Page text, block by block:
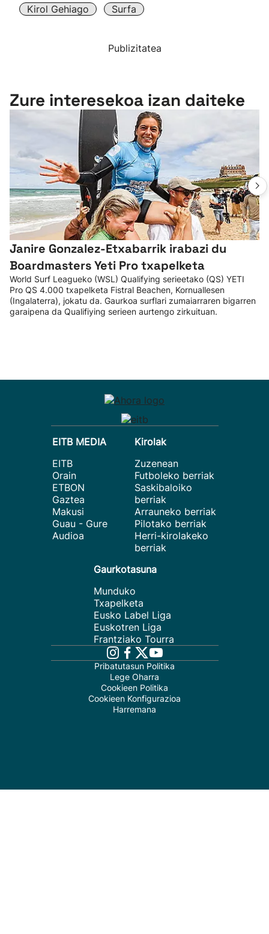
Kirol Gehiago Surfa
Publizitatea
Zure interesekoa izan daiteke
Janire Gonzalez-Etxabarrik irabazi du
Boardmasters Yeti Pro txapelketa
World Surf Leagueko (WSL) Qualifying serieetako (QS) YETI
Pro QS 4.000 txapelketa Fistral Beachen, Kornuallesen
(Ingalaterra), jokatu da. Gaurkoa surflari zumaiarraren bigarren
garaipena da Qualifiying serieen aurtengo zirkuituan.
EITB MEDIA
EITB
Orain
ETBON
Gaztea
Makusi
Guau - Gure
Audioa
Kirolak
Zuzenean
Futboleko berriak
Saskibaloiko
berriak
Arrauneko berriak
Pilotako berriak
Herri-kirolakeko
berriak
Gaurkotasuna
Munduko
Txapelketa
Eusko Label Liga
Euskotren Liga
Frantziako Tourra
Pribatutasun Politika
Lege Oharra
Cookieen Politika
Cookieen Konfigurazioa
Harremana